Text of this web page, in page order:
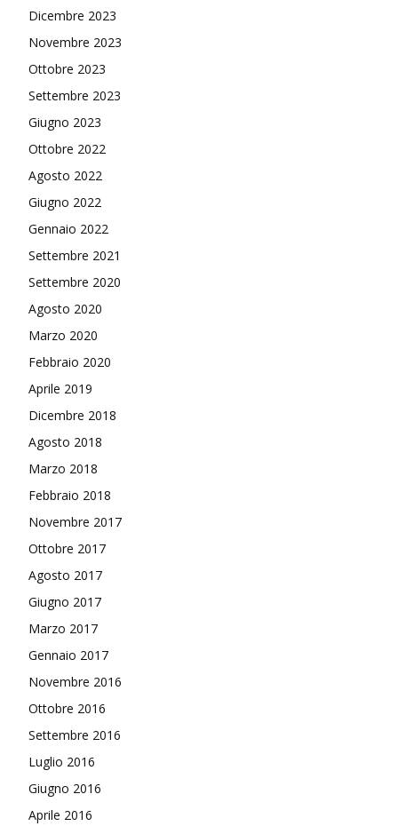
Dicembre 2023
Novembre 2023
Ottobre 2023
Settembre 2023
Giugno 2023
Ottobre 2022
Agosto 2022
Giugno 2022
Gennaio 2022
Settembre 2021
Settembre 2020
Agosto 2020
Marzo 2020
Febbraio 2020
Aprile 2019
Dicembre 2018
Agosto 2018
Marzo 2018
Febbraio 2018
Novembre 2017
Ottobre 2017
Agosto 2017
Giugno 2017
Marzo 2017
Gennaio 2017
Novembre 2016
Ottobre 2016
Settembre 2016
Luglio 2016
Giugno 2016
Aprile 2016